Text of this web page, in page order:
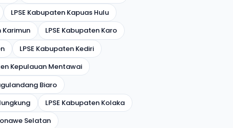
LPSE Kabupaten Kapuas Hulu
Karimun
LPSE Kabupaten Karo
LPSE Kabupaten Kediri
Kepulauan Mentawai
Biaro
LPSE Kabupaten Kolaka
Selatan